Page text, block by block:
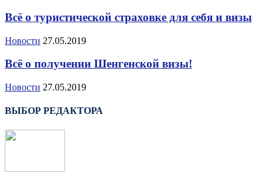
Всё о туристической страховке для себя и визы
Новости 27.05.2019
Всё о получении Шенгенской визы!
Новости 27.05.2019
ВЫБОР РЕДАКТОРА